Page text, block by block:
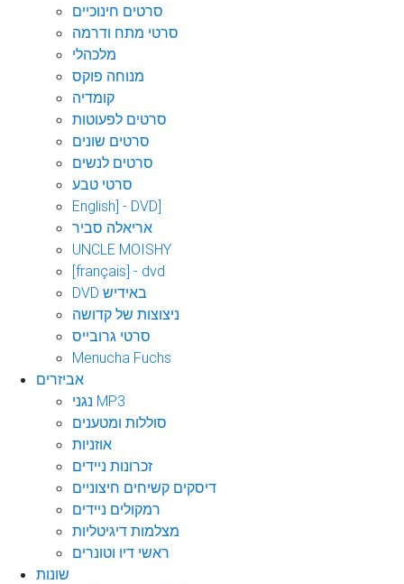
סרטים חינוכיים
סרטי מתח ודרמה
מלכהלי
מנוחה פוקס
קומדיה
סרטים לפעוטות
סרטים שונים
סרטים לנשים
סרטי טבע
English] - DVD]
אריאלה סביר
UNCLE MOISHY
[français] - dvd
DVD באידיש
ניצוצות של קדושה
סרטי גרובייס
Menucha Fuchs
אביזרים
נגני MP3
סוללות ומטענים
אוזניות
זכרונות ניידים
דיסקים קשיחים חיצוניים
רמקולים ניידים
מצלמות דיגיטליות
ראשי דיו וטונרים
שונות